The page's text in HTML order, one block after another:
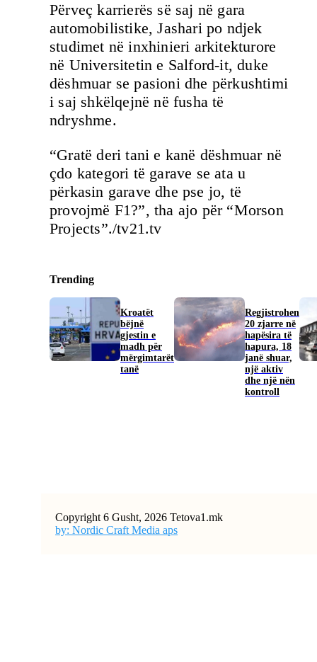
Përveç karrierës së saj në gara
automobilistike, Jashari po ndjek
studimet në inxhinieri arkitekturore
në Universitetin e Salford-it, duke
dëshmuar se pasioni dhe përkushtimi
i saj shkëlqejnë në fusha të
ndryshme.
“Gratë deri tani e kanë dëshmuar në
çdo kategori të garave se ata u
përkasin garave dhe pse jo, të
provojmë F1?”, tha ajo për “Morson
Projects”./tv21.tv
Trending
Kroatët
bëjnë
gjestin e
madh për
mërgimtarët
tanë
Regjistrohen
20 zjarre në
hapësira të
hapura, 18
janë shuar,
një aktiv
dhe një nën
kontroll
Copyright 6 Gusht, 2026 Tetova1.mk
by: Nordic Craft Media aps